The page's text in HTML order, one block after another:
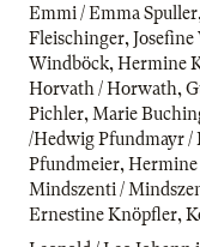
Emmi / Emma Spuller
Fleischinger,
Windböck,Hermine
Horvath / Horwath,
Pichler,Marie
/Hedwig Pfundmayr /
Pfundmeier,Hermine
Mindszenti /
Ernestine Knöpfler,